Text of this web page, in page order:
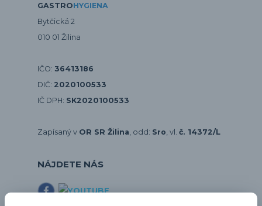
GASTROHYGIENA
Bytčická 2
010 01 Žilina
IČO: 36413186
DIČ: 2020100533
IČ DPH: SK2020100533
Zapísaný v OR SR Žilina , odd: Sro , vl. č. 14372/L
NÁJDETE NÁS